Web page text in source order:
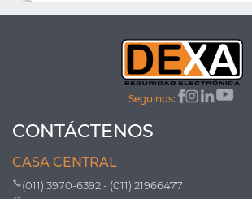
Seguinos:
CONTÁCTENOS
CASA CENTRAL
(011) 3970-6392 - (011) 21966477